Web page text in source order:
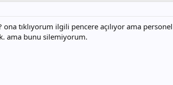
tıklıyorum ilgili pencere açılıyor ama
ama bunu silemiyorum.